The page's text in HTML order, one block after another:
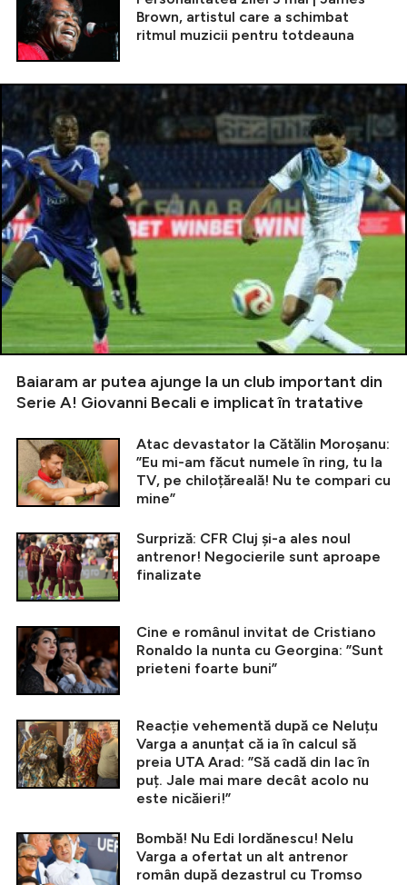
Brown, artistul care a schimbat
ritmul muzicii pentru totdeauna
Baiaram ar putea ajunge la un club important din
Serie A! Giovanni Becali e implicat în tratative
Atac devastator la Cătălin Moroșanu:
”Eu mi-am făcut numele în ring, tu la
TV, pe chiloțăreală! Nu te compari cu
mine”
Surpriză: CFR Cluj și-a ales noul
antrenor! Negocierile sunt aproape
finalizate
Cine e românul invitat de Cristiano
Ronaldo la nunta cu Georgina: ”Sunt
prieteni foarte buni”
Reacție vehementă după ce Neluțu
Varga a anunțat că ia în calcul să
preia UTA Arad: ”Să cadă din lac în
puț. Jale mai mare decât acolo nu
este nicăieri!”
Bombă! Nu Edi Iordănescu! Nelu
Varga a ofertat un alt antrenor
român după dezastrul cu Tromso